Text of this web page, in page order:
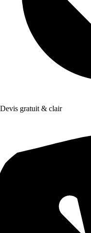
Devis gratuit & clair